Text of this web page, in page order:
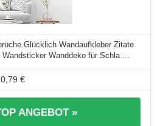
Glücklich Wandaufkleber Zitate
Wanddeko für Schla ...
€
ANGEBOT »